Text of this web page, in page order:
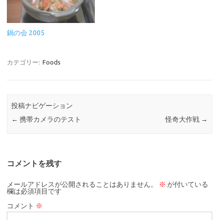
鍋の会 2005
カテゴリー: Foods
投稿ナビゲーション
← 携帯カメラのテスト 怪奇大作戦 →
コメントを残す
メールアドレスが公開されることはありません。 ※ が付いている
欄は必須項目です
コメント ※